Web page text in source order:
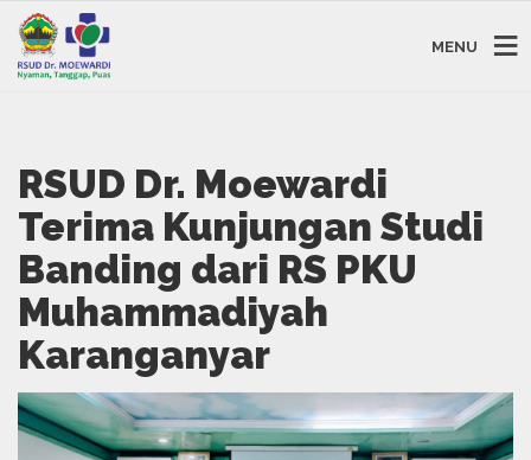
MENU
RSUD Dr. Moewardi
Terima Kunjungan Studi
Banding dari RS PKU
Muhammadiyah
Karanganyar